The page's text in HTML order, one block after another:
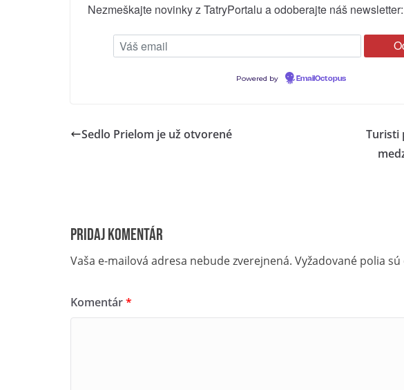
Nezmeškajte novinky z TatryPortalu a odoberajte náš newsletter:
Powered by EmailOctopus
Sedlo Prielom je už otvorené
Turisti
Pridaj komentár
Vaša e-mailová adresa nebude zverejnená. Vyžadované polia sú
Komentár*